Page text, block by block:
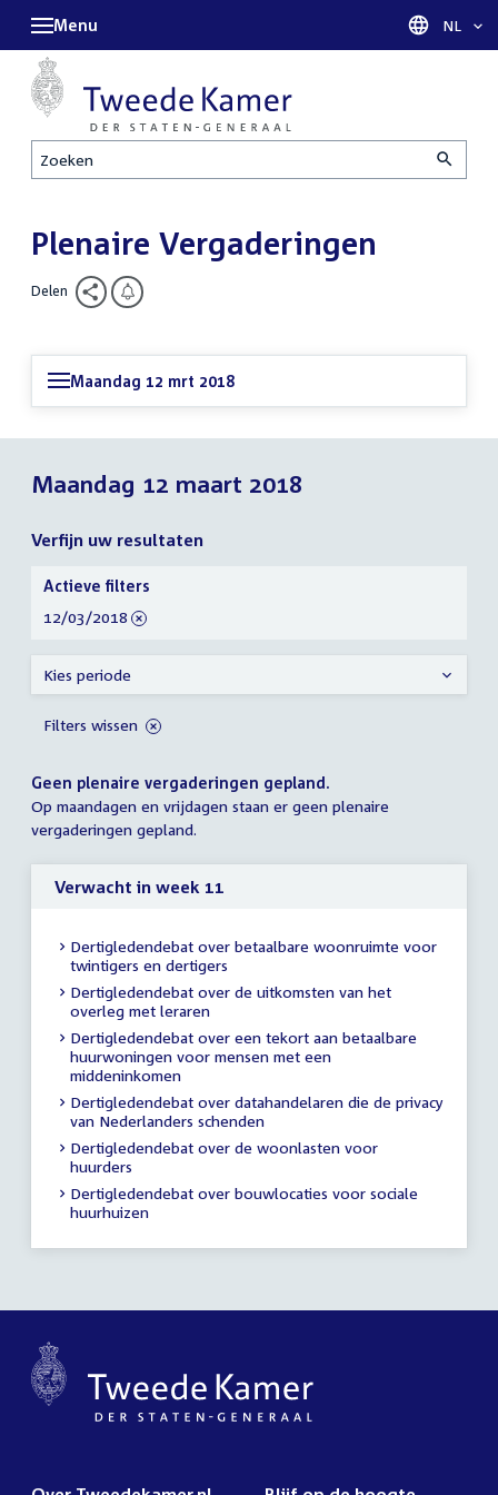
Zoeken
Menu Taal
NL
Plenaire Vergaderingen
Delen
Maandag 12 mrt 2018
Maandag 12 maart 2018
Verfijn uw resultaten
Geen plenaire vergaderingen gepland.
Op maandagen en vrijdagen staan er geen plenaire
vergaderingen gepland.
Verwacht in week 11
Dertigledendebat over betaalbare woonruimte voor
twintigers en dertigers
Dertigledendebat over de uitkomsten van het
overleg met leraren
Dertigledendebat over een tekort aan betaalbare
huurwoningen voor mensen met een
middeninkomen
Dertigledendebat over datahandelaren die de privacy
van Nederlanders schenden
Dertigledendebat over de woonlasten voor
huurders
Dertigledendebat over bouwlocaties voor sociale
huurhuizen
Verfijn
uw
resultaten
Actieve filters
verwijder
12/03/2018
Kies periode
Filters wissen